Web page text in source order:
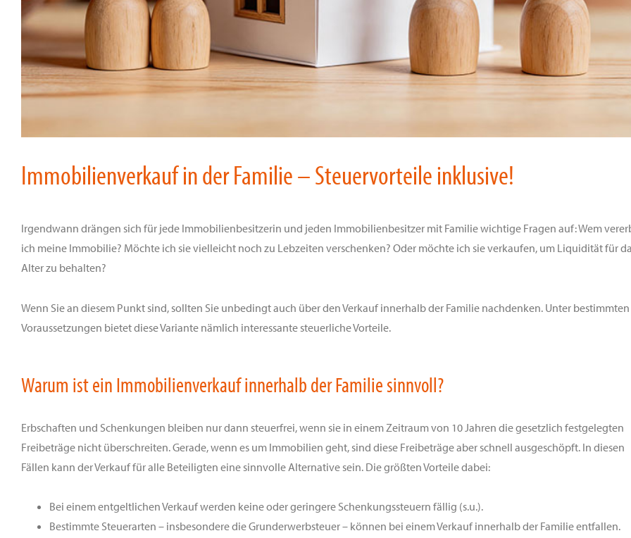
Immobilienverkauf in der Familie – Steuervorteile inklusive!
Irgendwann drängen sich für jede Immobilienbesitzerin und jeden Immobilienbesitzer mit Familie wichtige Fragen auf: Wem
ich meine Immobilie? Möchte ich sie vielleicht noch zu Lebzeiten verschenken? Oder möchte ich sie verkaufen, um Liquidität für
Alter zu behalten?
Wenn Sie an diesem Punkt sind, sollten Sie unbedingt auch über den Verkauf innerhalb der Familie nachdenken. Unter bestimmten
Voraussetzungen bietet diese Variante nämlich interessante steuerliche Vorteile.
Warum ist ein Immobilienverkauf innerhalb der Familie sinnvoll?
Erbschaften und Schenkungen bleiben nur dann steuerfrei, wenn sie in einem Zeitraum von 10 Jahren die gesetzlich festgelegten
Freibeträge nicht überschreiten. Gerade, wenn es um Immobilien geht, sind diese Freibeträge aber schnell ausgeschöpft. In diesen
Fällen kann der Verkauf für alle Beteiligten eine sinnvolle Alternative sein. Die größten Vorteile dabei:
Bei einem entgeltlichen Verkauf werden keine oder geringere Schenkungssteuern fällig (s.u.).
Bestimmte Steuerarten – insbesondere die Grunderwerbsteuer – können bei einem Verkauf innerhalb der Familie entfallen.